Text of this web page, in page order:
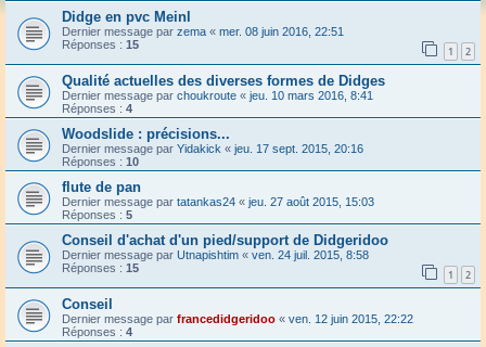
Didge en pvc Meinl
Dernier message par zema « mer. 08 juin 2016, 22:51
Réponses : 15 1 2
Qualité actuelles des diverses formes de Didges
Dernier message par choukroute « jeu. 10 mars 2016, 8:41
Réponses : 4
Woodslide : précisions...
Dernier message par Yidakick « jeu. 17 sept. 2015, 20:16
Réponses : 10
flute de pan
Dernier message par tatankas24 « jeu. 27 août 2015, 15:03
Réponses : 5
Conseil d'achat d'un pied/support de Didgeridoo
Dernier message par Utnapishtim « ven. 24 juil. 2015, 8:58
Réponses : 15 1 2
Conseil
Dernier message par francedidgeridoo « ven. 12 juin 2015, 22:22
Réponses : 4